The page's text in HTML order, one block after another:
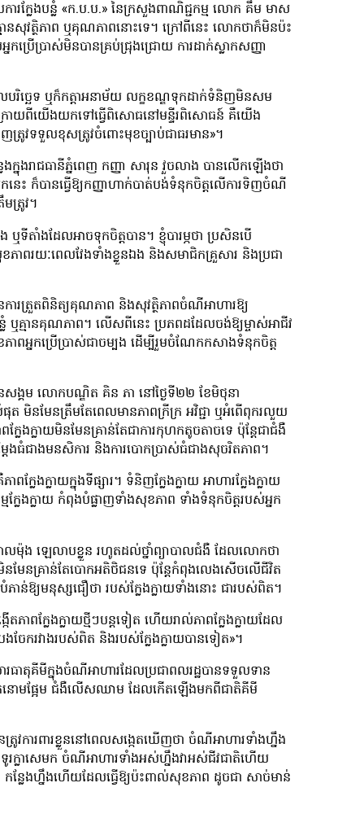
បការក្លែងបន្លំ «ក.ប.ប.» នៃក្រសួងពាណិជ្ជកម្ម លោក គឹម មាស
នសុវត្ថិភាព ឬគុណភាពនោះទេ។ ក្រៅពីនេះ លោកថាក៏មិនប៉ះ
ប្រើប្រាស់មិនបានគ្រប់ជ្រុងជ្រោយ ការដាក់ស្លាកសញ្ញា
ឆេទ ឬក៏កត្តាអនាម័យ លក្ខខណ្ឌទុកដាក់ទំនិញមិនសម
រោយពីយើងយកទៅធ្វើពិសោធនៅមន្ទីរពិសោ​ធន៍ គឺយើង
ត្រូវទទួលខុសត្រូវចំពោះមុខច្បាប់ជាធរមាន»។
ងក្នុងរាជធានីភ្នំពេញ កញ្ញា សារុន វួចលាង បានលើកឡើងថា
នេះ ក៏បានធ្វើឱ្យកញ្ញាហាក់បាត់បង់ទំនុកចិត្តលើការទិញចំណី
ត្រូវ។
តាំងដែលអាចទុកចិត្តបាន។ ខ្ញុំបារម្ភថា ប្រសិនបើ
ភាពរយៈពេលវែងទាំងខ្លួនឯង និងសមាជិកគ្រួសារ និងប្រជា
ការត្រួតពិនិត្យគុណភាព និងសុវត្ថិភាពចំណីអាហារឱ្យ
ឬគ្មានគុណភាព។ លើសពីនេះ ប្រភពដដែលចង់ឱ្យម្ចាស់អាជីវ
កប្រើប្រាស់ជាចម្បង ដើម្បីរួមចំណែកកសាងទំនុកចិត្ត
ានសង្គម លោកបណ្ឌិត គិន ភា នៅថ្ងៃទី២២ ខែមិថុនា
មិនមែនត្រឹមតែពេលមានភាពក្រីក្រ អវិជ្ជា ឬអំពើពុករលួយ
លែងក្លាយមិនមែនគ្រាន់តែជាការកុហកតូចតាចទេ ប៉ុន្តែជាជំងឺ
ែងធំជាងមនសិការ និងការបោកប្រាស់ធំជាងសុចរិតភាព។
ក្លែងក្លាយក្នុងទីផ្សារ។ ទំនិញក្លែងក្លាយ អាហារក្លែងក្លាយ
លែងក្លាយ កំពុងបំផ្លាញទាំងសុខភាព ទាំងទំនុកចិត្តរបស់អ្នក
ង ឡេលាបខ្លួន រហូតដល់ថ្នាំព្យាបាលជំងឺ ដែលលោកថា
នមែនគ្រាន់តែបោកអតិថិជនទេ ប៉ុន្តែកំពុងលេងសើចលើជីវិត
បំភាន់ឱ្យមនុស្សជឿថា របស់ក្លែងក្លាយទាំងនោះ ជារបស់ពិត។
តភាពក្លែងក្លាយថ្មីៗបន្តទៀត ហើយរាល់ភាពក្លែងក្លាយដែល
ចែករវាងរបស់ពិត និងរបស់ក្លែងក្លាយបានទៀត»។
ធាតុគីមីក្នុងចំណីអាហារដែលប្រជាពលរដ្ឋបានទទួលទាន
កនោមផ្អែម ជំងឺលើសឈាម ដែលកើតឡើងមកពីជាតិគីមី
រូវការ​ពារខ្លួននៅពេលសង្កេតឃើញថា ចំណីអាហារទាំងហ្នឹង
លាសេមក ចំណីអាហារទាំងអស់ហ្នឹងវាអស់ជីវជាតិហើយ
ែងហ្នឹងហើយដែលធ្វើឱ្យប៉ះពាល់សុខភាព ដូចជា សាច់មាន់